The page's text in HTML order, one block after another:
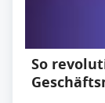
So